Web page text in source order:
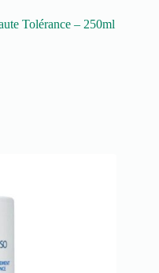
Tolérance – 250ml